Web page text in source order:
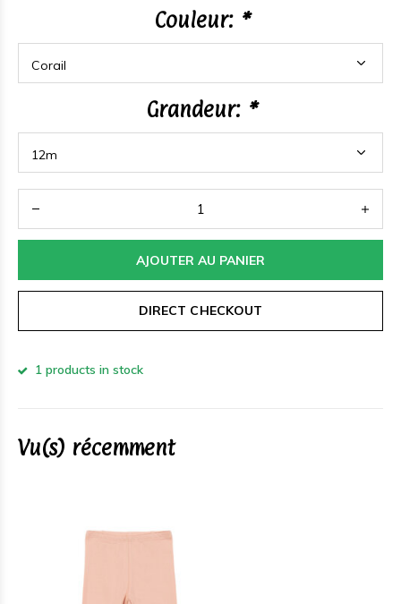
Couleur: *
Grandeur: *
AJOUTER AU PANIER
DIRECT CHECKOUT
1 products in stock
Vu(s) récemment